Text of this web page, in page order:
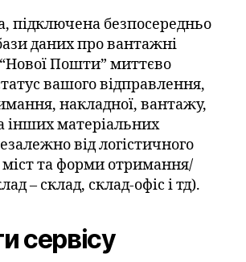
підключена безпосередньо
даних про вантажні
Пошти” миттєво
вашого відправлення,
накладної, вантажу,
інших матеріальних
від логістичного
та форми отримання/
– склад, склад-офіс і тд).
сервісу